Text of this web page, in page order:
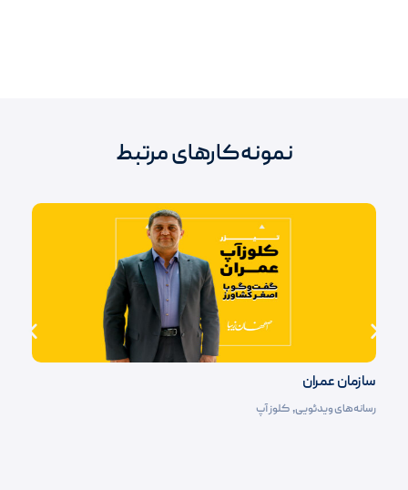
نمونه‌کارهای مرتبط
سازمان عمران
رسانه‌های ویدئویی, کلوز آپ